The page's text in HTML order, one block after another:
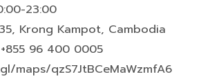
23:00
Krong Kampot, Cambodia
96 400 0005
maps/qzS7JtBCeMaWzmfA6